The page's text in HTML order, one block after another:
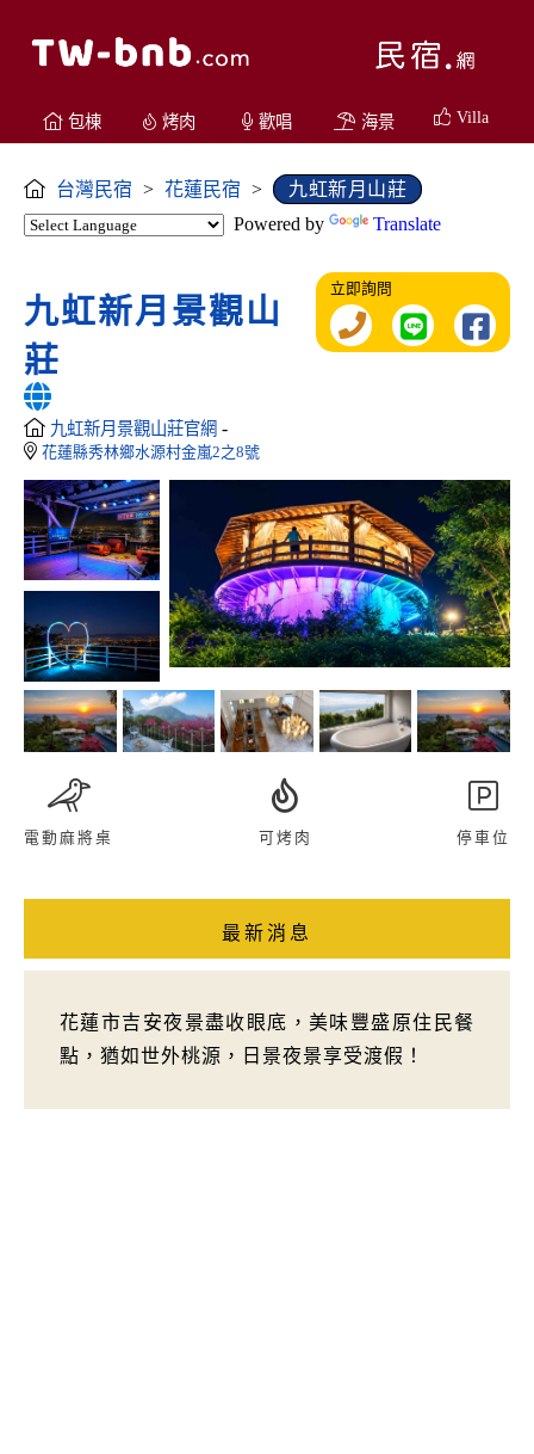
包棟 烤肉 歡唱 海景 Villa
台灣民宿 > 花蓮民宿 >
九虹新月山莊
Powered by
Translate
九虹新月景觀山
莊
九虹新月景觀山莊官網 -
花蓮縣秀林鄉水源村金嵐2之8號
立即詢問
電動麻將桌 可烤肉 停車位
最新消息
花蓮市吉安夜景盡收眼底，美味豐盛原住民餐
點，猶如世外桃源，日景夜景享受渡假！